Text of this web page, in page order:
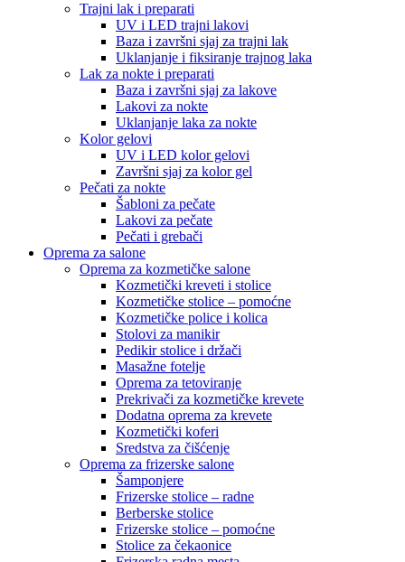
Trajni lak i preparati
UV i LED trajni lakovi
Baza i završni sjaj za trajni lak
Uklanjanje i fiksiranje trajnog laka
Lak za nokte i preparati
Baza i završni sjaj za lakove
Lakovi za nokte
Uklanjanje laka za nokte
Kolor gelovi
UV i LED kolor gelovi
Završni sjaj za kolor gel
Pečati za nokte
Šabloni za pečate
Lakovi za pečate
Pečati i grebači
Oprema za salone
Oprema za kozmetičke salone
Kozmetički kreveti i stolice
Kozmetičke stolice – pomoćne
Kozmetičke police i kolica
Stolovi za manikir
Pedikir stolice i držači
Masažne fotelje
Oprema za tetoviranje
Prekrivači za kozmetičke krevete
Dodatna oprema za krevete
Kozmetički koferi
Sredstva za čišćenje
Oprema za frizerske salone
Šamponjere
Frizerske stolice – radne
Berberske stolice
Frizerske stolice – pomoćne
Stolice za čekaonice